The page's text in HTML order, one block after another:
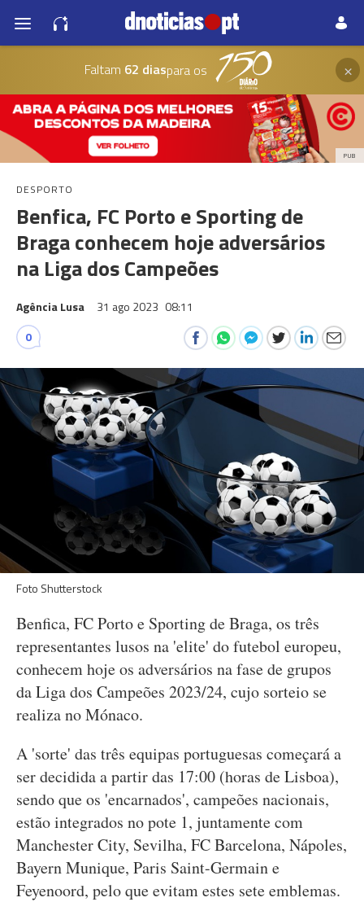
Faltam 62 diaspara os ×
PUB
DESPORTO
Benfica, FC Porto e Sporting de
Braga conhecem hoje adversários
na Liga dos Campeões
Agência Lusa 31 ago 2023 08:11
0
Foto Shutterstock
Benfica, FC Porto e Sporting de Braga, os três
representantes lusos na 'elite' do futebol europeu,
conhecem hoje os adversários na fase de grupos
da Liga dos Campeões 2023/24, cujo sorteio se
realiza no Mónaco.
A 'sorte' das três equipas portuguesas começará a
ser decidida a partir das 17:00 (horas de Lisboa),
sendo que os 'encarnados', campeões nacionais,
estão integrados no pote 1, juntamente com
Manchester City, Sevilha, FC Barcelona, Nápoles,
Bayern Munique, Paris Saint-Germain e
Feyenoord, pelo que evitam estes sete emblemas.